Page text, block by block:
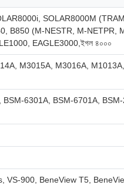
SOLAR8000M
(M-NESTR, M-NETPR,
EAGLE3000,ইগল ৪০০০
M3015A, M3016A,
6301A, BSM-6701A,
900, BeneView T5,